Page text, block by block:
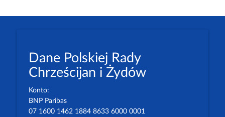
Dane Polskiej Rady
Chrześcijan i Żydów
Konto:
BNP Paribas
07 1600 1462 1884 8633 6000 0001